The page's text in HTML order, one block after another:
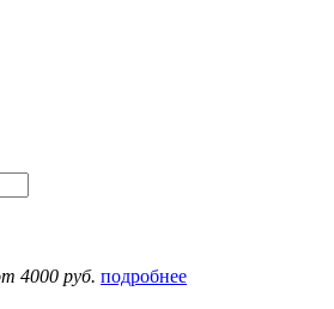
4000 руб. подробнее